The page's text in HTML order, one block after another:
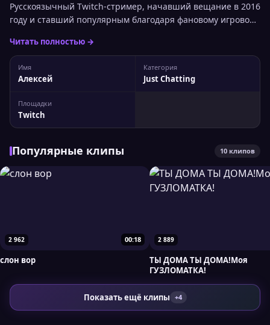
Русскоязычный Twitch-стример, начавший вещание в 2016
году и ставший популярным благодаря фановому игровому
Читать полностью →
Имя
Алексей
Категория
Just Chatting
Площадки
Twitch
Популярные клипы 10 клипов
00:18
2 962
слон вор
2 889
ТЫ ДОМА ТЫ ДОМА!Моя
ГУЗЛОМАТКА!
Показать ещё клипы +4